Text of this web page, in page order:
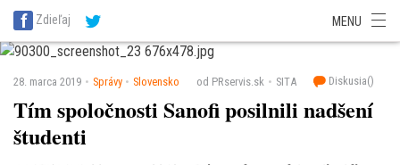
SITA Energetika
SITA Potravinárstvo
Zdieľaj MENU
28. marca 2019 Správy Slovensko od PRservis.sk SITA Diskusia()
Tím spoločnosti Sanofi posilnili nadšení
študenti